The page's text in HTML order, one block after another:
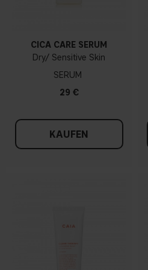
CICA CARE SERUM
Dry/ Sensitive Skin
SERUM
29 €
KAUFEN